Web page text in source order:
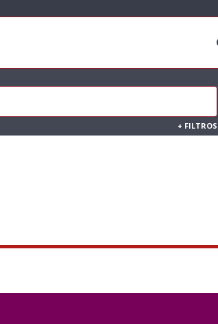
+ FILTROS